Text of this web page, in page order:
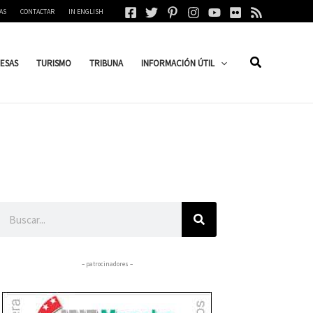
CONTACTAR IN ENGLISH
TURISMO TRIBUNA INFORMACIÓN ÚTIL
– patrocinadores –